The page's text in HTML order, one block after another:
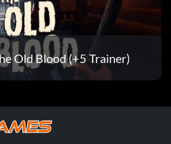
Old Blood (+5 Trainer)